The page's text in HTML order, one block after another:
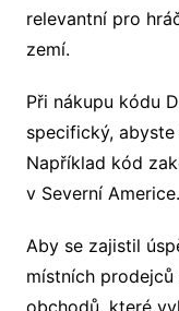
relevantní pro
zemí.
Při nákupu kódu
specifický,
Například kód
v Severní Americe.
Aby se zajistil
místních
obchodů, které